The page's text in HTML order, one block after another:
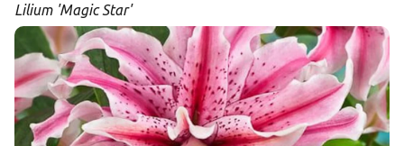
Lilium 'Magic Star'